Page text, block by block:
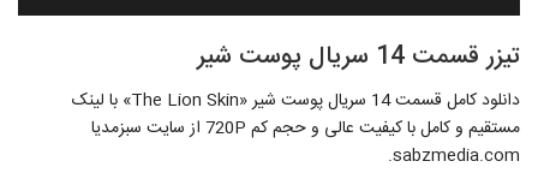
تیزر قسمت 14 سریال پوست شیر
دانلود کامل قسمت 14 سریال پوست شیر «The Lion Skin» با لینک
مستقیم و کامل با کیفیت عالی و حجم کم 720P از سایت سبزمدیا
sabzmedia.com.